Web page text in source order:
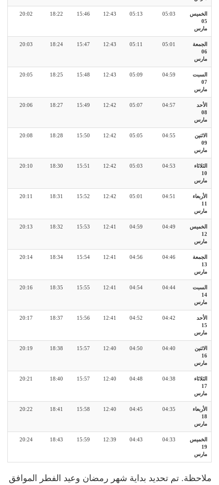
الخميس
05
مارس
05:03
05:13
12:43
15:46
18:22
20:02
الجمعة
06
مارس
05:01
05:11
12:43
15:47
18:24
20:03
السبت
07
مارس
04:59
05:09
12:43
15:48
18:25
20:05
الأحد
08
مارس
04:57
05:07
12:42
15:49
18:27
20:06
الاثنين
09
مارس
04:55
05:05
12:42
15:50
18:28
20:08
الثلاثاء
10
مارس
04:53
05:03
12:42
15:51
18:30
20:10
الأربعاء
11
مارس
04:51
05:01
12:42
15:52
18:31
20:11
الخميس
12
مارس
04:49
04:59
12:41
15:53
18:32
20:13
الجمعة
13
مارس
04:46
04:56
12:41
15:54
18:34
20:14
السبت
14
مارس
04:44
04:54
12:41
15:55
18:35
20:16
الأحد
15
مارس
04:42
04:52
12:41
15:56
18:37
20:17
الاثنين
16
مارس
04:40
04:50
12:40
15:57
18:38
20:19
الثلاثاء
17
مارس
04:38
04:48
12:40
15:57
18:40
20:21
الأربعاء
18
مارس
04:35
04:45
12:40
15:58
18:41
20:22
الخميس
19
مارس
04:33
04:43
12:39
15:59
18:43
20:24
ملاحظة. تم تحديد بداية شهر رمضان وعيد الفطر الموافق